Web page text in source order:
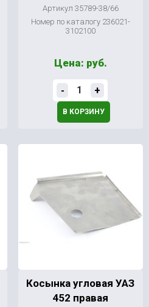
Артикул 35789-38/66
Номер по каталогу 236021-
3102100
Цена: руб.
- +
В КОРЗИНУ
Косынка угловая УАЗ
452 правая